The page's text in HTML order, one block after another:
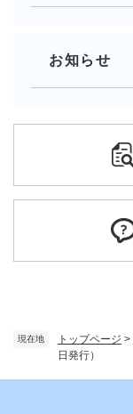
現在地 トップページ >
日発行）
お知らせ